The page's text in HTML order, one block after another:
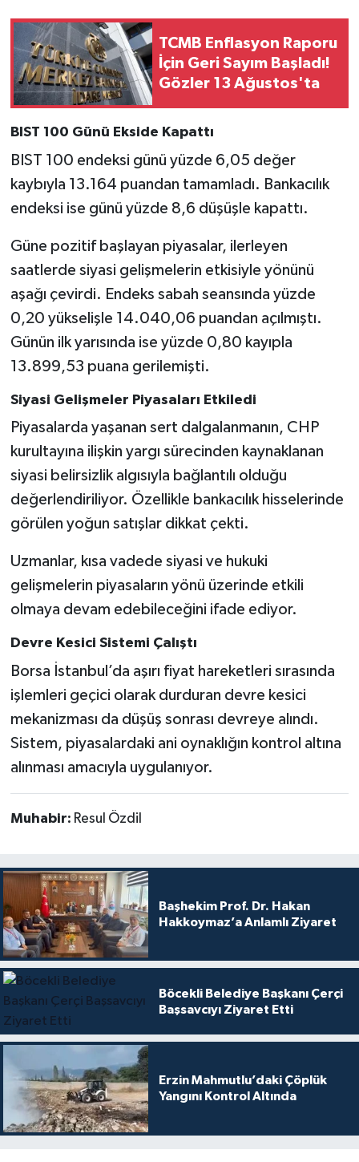
TCMB Enflasyon Raporu
İçin Geri Sayım Başladı!
Gözler 13 Ağustos'ta
BIST 100 Günü Ekside Kapattı
BIST 100 endeksi günü yüzde 6,05 değer
kaybıyla 13.164 puandan tamamladı. Bankacılık
endeksi ise günü yüzde 8,6 düşüşle kapattı.
Güne pozitif başlayan piyasalar, ilerleyen
saatlerde siyasi gelişmelerin etkisiyle yönünü
aşağı çevirdi. Endeks sabah seansında yüzde
0,20 yükselişle 14.040,06 puandan açılmıştı.
Günün ilk yarısında ise yüzde 0,80 kayıpla
13.899,53 puana gerilemişti.
Siyasi Gelişmeler Piyasaları Etkiledi
Piyasalarda yaşanan sert dalgalanmanın, CHP
kurultayına ilişkin yargı sürecinden kaynaklanan
siyasi belirsizlik algısıyla bağlantılı olduğu
değerlendiriliyor. Özellikle bankacılık hisselerinde
görülen yoğun satışlar dikkat çekti.
Uzmanlar, kısa vadede siyasi ve hukuki
gelişmelerin piyasaların yönü üzerinde etkili
olmaya devam edebileceğini ifade ediyor.
Devre Kesici Sistemi Çalıştı
Borsa İstanbul’da aşırı fiyat hareketleri sırasında
işlemleri geçici olarak durduran devre kesici
mekanizması da düşüş sonrası devreye alındı.
Sistem, piyasalardaki ani oynaklığın kontrol altına
alınması amacıyla uygulanıyor.
Muhabir: Resul Özdil
Başhekim Prof. Dr. Hakan
Hakkoymaz’a Anlamlı Ziyaret
Böcekli Belediye Başkanı Çerçi
Başsavcıyı Ziyaret Etti
Erzin Mahmutlu’daki Çöplük
Yangını Kontrol Altında